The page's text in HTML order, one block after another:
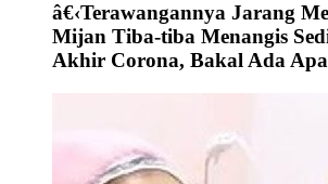
â€‹Terawangannya Jarang
Mijan Tiba-tiba Menangis
Akhir Corona, Bakal Ada